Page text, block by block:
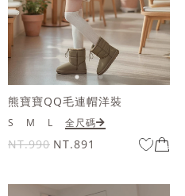
熊寶寶QQ毛連帽洋裝
S M L 全尺碼
NT.990 NT.891